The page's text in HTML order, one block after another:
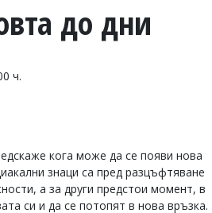
до дни
ч.
кога може да се появи нова
знаци са пред разцъфтяване
а за други предстои момент, в
си и да се потопят в нова връзка.